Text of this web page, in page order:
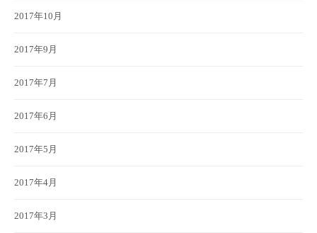
2017年10月
2017年9月
2017年7月
2017年6月
2017年5月
2017年4月
2017年3月